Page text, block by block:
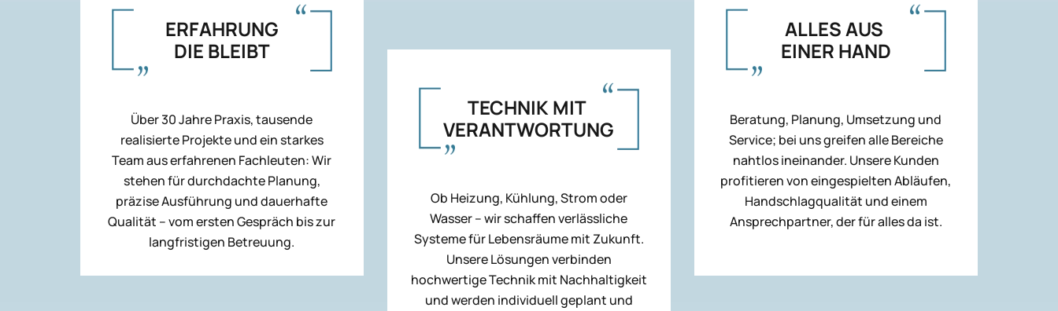
ERFAHRUNG
DIE BLEIBT
Über 30 Jahre Praxis, tausende
realisierte Projekte und ein starkes
Team aus erfahrenen Fachleuten: Wir
stehen für durchdachte Planung,
präzise Ausführung und dauerhafte
Qualität – vom ersten Gespräch bis zur
langfristigen Betreuung.
TECHNIK MIT
VERANTWORTUNG
Ob Heizung, Kühlung, Strom oder
Wasser – wir schaffen verlässliche
Systeme für Lebensräume mit Zukunft.
Unsere Lösungen verbinden
hochwertige Technik mit Nachhaltigkeit
und werden individuell geplant und
ALLES AUS
EINER HAND
Beratung, Planung, Umsetzung und
Service; bei uns greifen alle Bereiche
nahtlos ineinander. Unsere Kunden
profitieren von eingespielten Abläufen,
Handschlagqualität und einem
Ansprechpartner, der für alles da ist.